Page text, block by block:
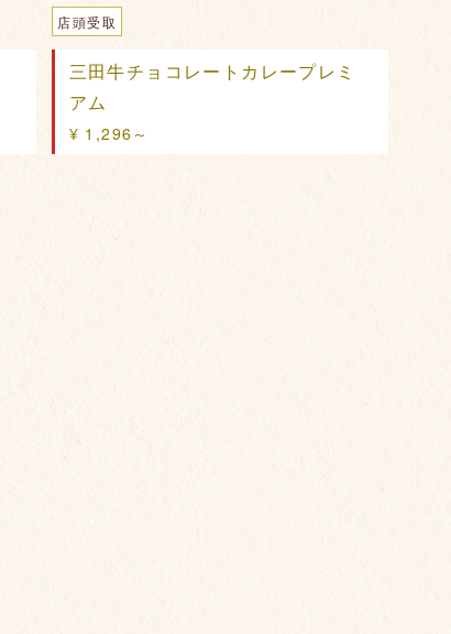
店頭受取
三田牛チョコレートカレープレミ
アム
¥ 1,296～